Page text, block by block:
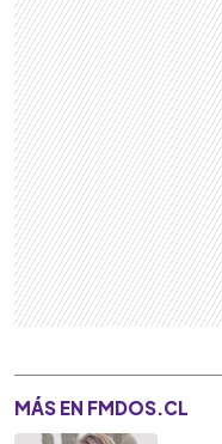
MÁS EN FMDOS.CL